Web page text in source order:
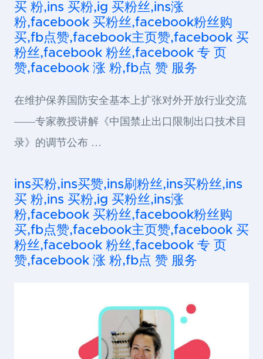
买 粉,ins 买粉,ig 买粉丝,ins涨
粉,facebook 买粉丝,facebook粉丝购
买,fb点赞,facebook主页赞,facebook 买
粉丝,facebook 粉丝,facebook 专 页
赞,facebook 涨 粉,fb点 赞 服务
在维护保养国防安全基本上扩张对外开放行业交流
——专家教授讲解《中国禁止出口限制出口技术目
录》的调节公布 …
ins买粉,ins买赞,ins刷粉丝,ins买粉丝,ins
买 粉,ins 买粉,ig 买粉丝,ins涨
粉,facebook 买粉丝,facebook粉丝购
买,fb点赞,facebook主页赞,facebook 买
粉丝,facebook 粉丝,facebook 专 页
赞,facebook 涨 粉,fb点 赞 服务